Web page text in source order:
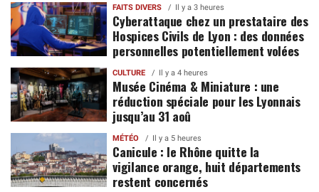
FAITS DIVERS Il y a 3 heures
Cyberattaque chez un prestataire des
Hospices Civils de Lyon : des données
personnelles potentiellement volées
CULTURE Il y a 4 heures
Musée Cinéma & Miniature : une
réduction spéciale pour les Lyonnais
jusqu’au 31 aoû
MÉTÉO Il y a 5 heures
Canicule : le Rhône quitte la
vigilance orange, huit départements
restent concernés